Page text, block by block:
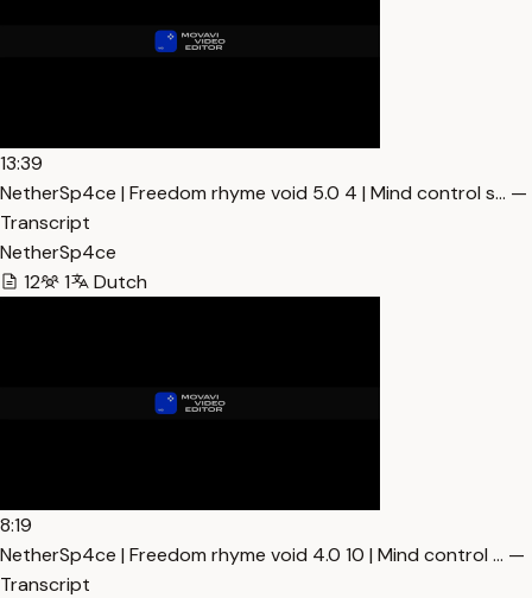
13:39
NetherSp4ce | Freedom rhyme void 5.0 4 | Mind control s… —
Transcript
NetherSp4ce
12
1 Dutch
8:19
NetherSp4ce | Freedom rhyme void 4.0 10 | Mind control … —
Transcript